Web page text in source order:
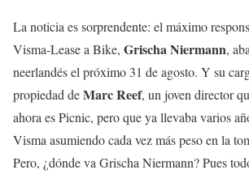
La noticia es sorprendente: el máximo
Visma-Lease a Bike, Grischa Niermann,
neerlandés el próximo 31 de agosto. Y su
propiedad deMarc Reef, un joven director
ahora es Picnic, pero que ya llevaba varios
Visma asumiendo cada vez más peso en la
Pero, ¿dónde va Grischa Niermann? Pues